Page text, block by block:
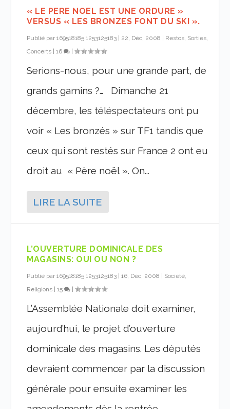
« LE PERE NOEL EST UNE ORDURE »
VERSUS « LES BRONZES FONT DU SKI ».
Publié par169518185 1253125183 22, Déc, 2008
Restos, Sorties,
Concerts |16 |
Serions-nous, pour une grande part, de
grands gamins ?… Dimanche 21
décembre, les téléspectateurs ont pu
voir « Les bronzés » sur TF1 tandis que
ceux qui sont restés sur France 2 ont eu
droit au « Père noël ». On...
LIRE LA SUITE
L’OUVERTURE DOMINICALE DES
MAGASINS: OUI OU NON ?
Publié par169518185 1253125183 |16, Déc, 2008
Société,
Religions |15 |
L’Assemblée Nationale doit examiner,
aujourd’hui, le projet d’ouverture
dominicale des magasins. Les députés
devraient commencer par la discussion
générale pour ensuite examiner les